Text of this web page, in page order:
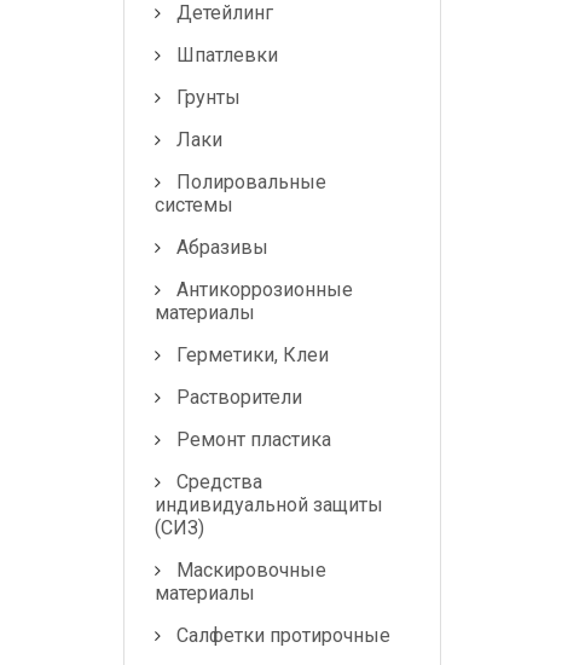
Детейлинг
Шпатлевки
Грунты
Лаки
Полировальные
системы
Абразивы
Антикоррозионные
материалы
Герметики, Клеи
Растворители
Ремонт пластика
Средства
индивидуальной защиты
(СИЗ)
Маскировочные
материалы
Салфетки протирочные